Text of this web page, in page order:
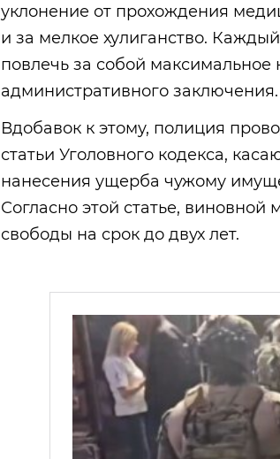
уклонение от прохождения
и за мелкое хулиганство.
повлечь за собой максимальное
административного заключения.
Вдобавок к этому, полиция
статьи Уголовного кодекса,
нанесения ущерба чужому
Согласно этой статье,
свободы на срок до двух лет.